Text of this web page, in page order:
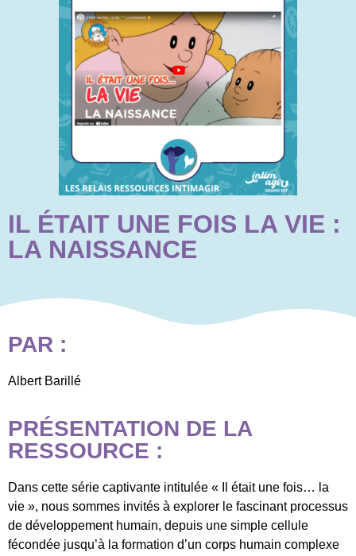
IL ÉTAIT UNE FOIS LA VIE :
LA NAISSANCE
PAR :
Albert Barillé
PRÉSENTATION DE LA
RESSOURCE :
Dans cette série captivante intitulée « Il était une fois… la
vie », nous sommes invités à explorer le fascinant processus
de développement humain, depuis une simple cellule
fécondée jusqu’à la formation d’un corps humain complexe